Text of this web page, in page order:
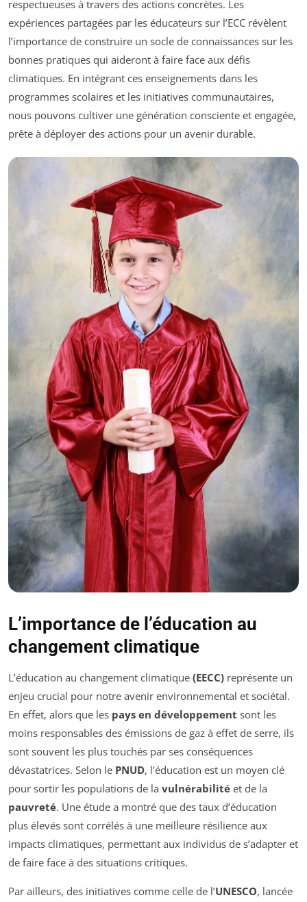
respectueuses à travers des actions concrètes. Les
expériences partagées par les éducateurs sur l’ECC révèlent
l’importance de construire un socle de connaissances sur les
bonnes pratiques qui aideront à faire face aux défis
climatiques. En intégrant ces enseignements dans les
programmes scolaires et les initiatives communautaires,
nous pouvons cultiver une génération consciente et engagée,
prête à déployer des actions pour un avenir durable.
L’importance de l’éducation au
changement climatique
L’éducation au changement climatique (EECC) représente un
enjeu crucial pour notre avenir environnemental et sociétal.
En effet, alors que les pays en développement sont les
moins responsables des émissions de gaz à effet de serre, ils
sont souvent les plus touchés par ses conséquences
dévastatrices. Selon le PNUD, l’éducation est un moyen clé
pour sortir les populations de la vulnérabilité et de la
pauvreté. Une étude a montré que des taux d’éducation
plus élevés sont corrélés à une meilleure résilience aux
impacts climatiques, permettant aux individus de s’adapter et
de faire face à des situations critiques.
Par ailleurs, des initiatives comme celle de l’UNESCO, lancée